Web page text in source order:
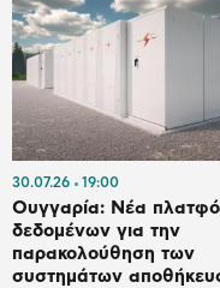
30.07.26 19:00
Ουγγαρία: Νέα
δεδομένων για την
παρακολούθηση των
συστημάτων